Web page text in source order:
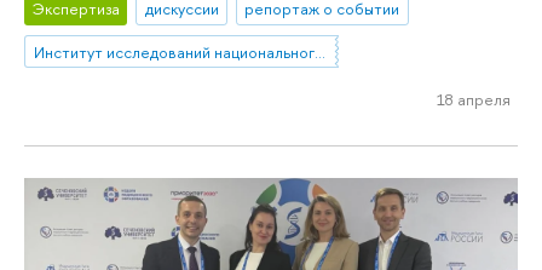
Экспертиза дискуссии
репортаж о событии
Институт исследований национального и сравнительного права
18 апреля